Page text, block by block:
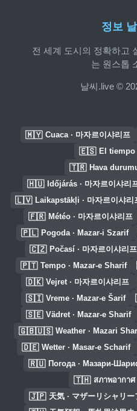
정보
전 세계 도시의 정확하고
는 원스톱
날씨.live ©
🇲🇾 Cuaca · 마자르이샤리프
🇪🇸 El tiempo
🇹🇷 Hava
🇭🇺 Időjárás · 마자르이샤리
🇱🇻 Laikapstākļi · 마자르이샤리
🇫🇷 Météo · 마자르이샤리프
🇵🇱 Pogoda · Mazar-i Szarif
🇨🇿 Počasí · 마자르이샤리프
🇵🇹 Tempo · Mazar-e Sharif
🇩🇰 Vejret · 마자르이샤리프
🇸🇮 Vreme · Mazar-e Šarif
🇸🇪 Vädret · Mazar-e Sharif
🇬🇧🇺🇸 Weather · Mazari
🇩🇪 Wetter · Masar-e Scharif
🇷🇺 Погода · Мазари-
🇹🇭 สภาพอากาศ
🇯🇵 天気 · マザーリシャリー